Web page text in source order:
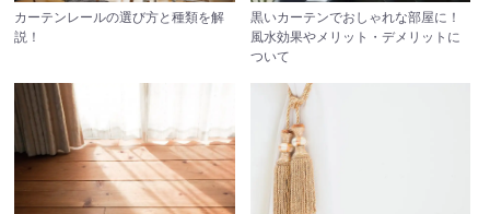
カーテンレールの選び方と種類を解
説！
黒いカーテンでおしゃれな部屋に！
風水効果やメリット・デメリットに
ついて